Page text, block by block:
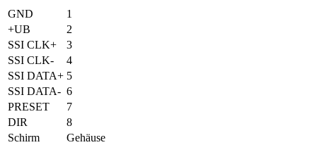
GND
1
+UB
2
SSI CLK+
3
SSI CLK-
4
SSI DATA+ 5
SSI DATA- 6
PRESET
7
DIR
8
Schirm
Gehäuse